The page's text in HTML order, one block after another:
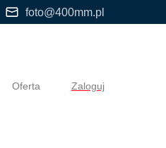
foto@400mm.pl
Oferta Zaloguj